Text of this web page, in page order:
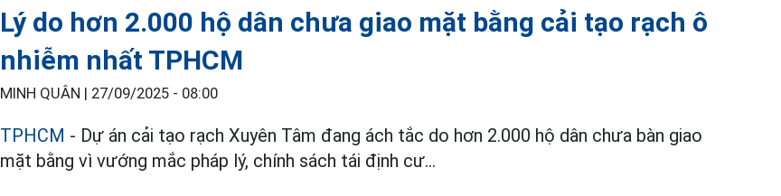
Lý do hơn 2.000 hộ dân chưa giao mặt bằng cải tạo rạch ô
nhiễm nhất TPHCM
MINH QUÂN | 27/09/2025 - 08:00
TPHCM - Dự án cải tạo rạch Xuyên Tâm đang ách tắc do hơn 2.000 hộ dân chưa bàn giao
mặt bằng vì vướng mắc pháp lý, chính sách tái định cư…